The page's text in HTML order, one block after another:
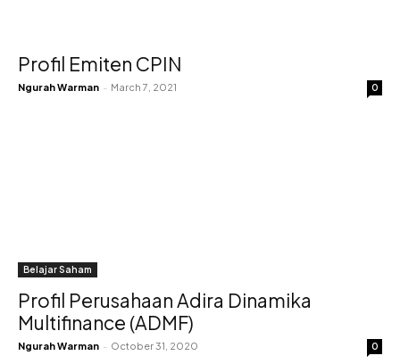
Profil Emiten CPIN
Ngurah Warman - March 7, 2021 0
Belajar Saham
Profil Perusahaan Adira Dinamika
Multifinance (ADMF)
Ngurah Warman - October 31, 2020 0